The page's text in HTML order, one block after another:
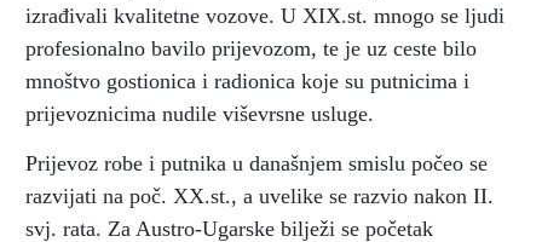
izrađivali kvalitetne vozove. U XIX.st. mnogo se ljudi
profesionalno bavilo prijevozom, te je uz ceste bilo
mnoštvo gostionica i radionica koje su putnicima i
prijevoznicima nudile viševrsne usluge.
Prijevoz robe i putnika u današnjem smislu počeo se
razvijati na poč. XX.st., a uvelike se razvio nakon II.
svj. rata. Za Austro-Ugarske bilježi se početak